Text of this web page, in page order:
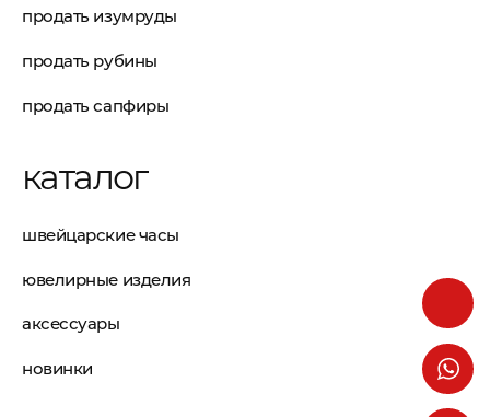
продать изумруды
продать рубины
продать сапфиры
каталог
швейцарские часы
ювелирные изделия
аксессуары
новинки